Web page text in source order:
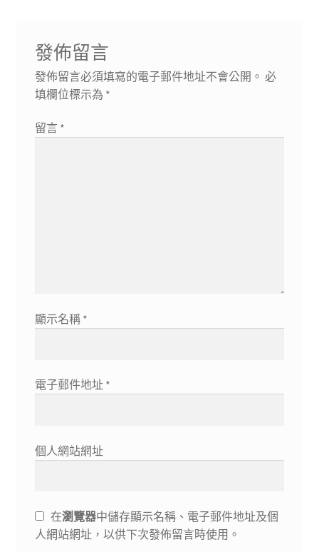
發佈留言
發佈留言必須填寫的電子郵件地址不會公開。 必
填欄位標示為 *
留言 *
顯示名稱 *
電子郵件地址 *
個人網站網址
在瀏覽器中儲存顯示名稱、電子郵件地址及個
人網站網址，以供下次發佈留言時使用。